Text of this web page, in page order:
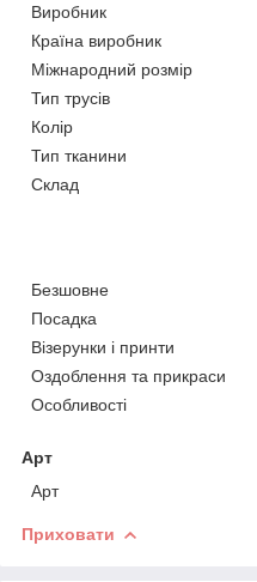
Виробник
Країна виробник
Міжнародний розмір
Тип трусів
Колір
Тип тканини
Склад
Безшовне
Посадка
Візерунки і принти
Оздоблення та прикраси
Особливості
Арт
Арт
Приховати